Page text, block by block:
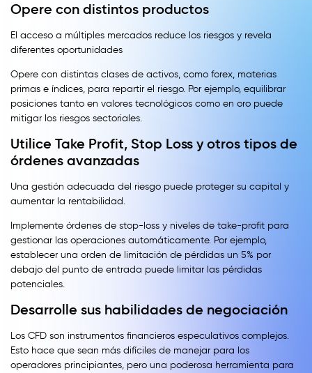
Opere con distintos productos
El acceso a múltiples mercados reduce los riesgos y revela
diferentes oportunidades
Opere con distintas clases de activos, como forex, materias
primas e índices, para repartir el riesgo. Por ejemplo, equilibrar
posiciones tanto en valores tecnológicos como en oro puede
mitigar los riesgos sectoriales.
Utilice Take Profit, Stop Loss y otros tipos de
órdenes avanzadas
Una gestión adecuada del riesgo puede proteger su capital y
aumentar la rentabilidad.
Implemente órdenes de stop-loss y niveles de take-profit para
gestionar las operaciones automáticamente. Por ejemplo,
establecer una orden de limitación de pérdidas un 5% por
debajo del punto de entrada puede limitar las pérdidas
potenciales.
Desarrolle sus habilidades de negociación
Los CFD son instrumentos financieros especulativos complejos.
Esto hace que sean más difíciles de manejar para los
operadores principiantes, pero una poderosa herramienta para